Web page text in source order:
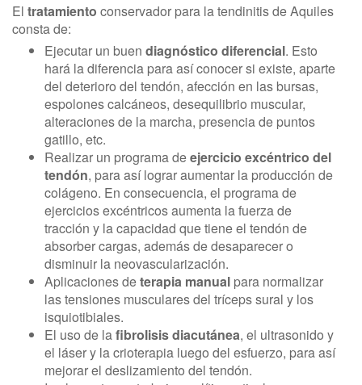
El tratamiento conservador para la tendinitis de Aquiles
consta de:
Ejecutar un buen diagnóstico diferencial. Esto
hará la diferencia para así conocer si existe, aparte
del deterioro del tendón, afección en las bursas,
espolones calcáneos, desequilibrio muscular,
alteraciones de la marcha, presencia de puntos
gatillo, etc.
Realizar un programa deejercicio excéntrico del
tendón, para así lograr aumentar la producción de
colágeno. En consecuencia, el programa de
ejercicios excéntricos aumenta la fuerza de
tracción y la capacidad que tiene el tendón de
absorber cargas, además de desaparecer o
disminuir la neovascularización.
Aplicaciones deterapia manual para normalizar
las tensiones musculares del tríceps sural y los
isquiotibiales.
El uso de lafibrolisis diacutánea, el ultrasonido y
el láser y la crioterapia luego del esfuerzo, para así
mejorar el deslizamiento del tendón.